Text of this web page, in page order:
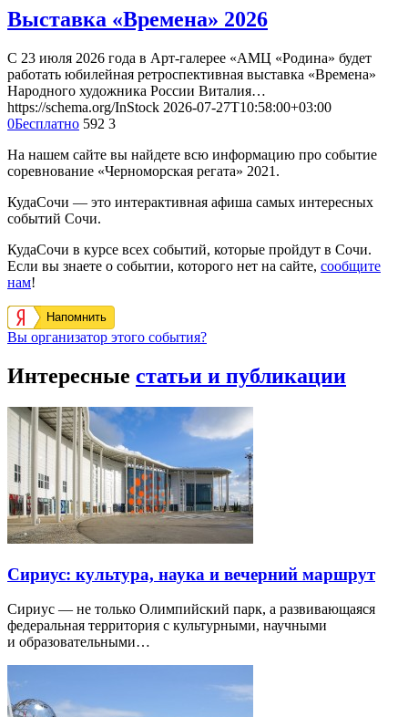
Выставка «Времена» 2026
С 23 июля 2026 года в Арт-галерее «АМЦ «Родина» будет
работать юбилейная ретроспективная выставка «Времена»
Народного художника России Виталия…
https://schema.org/InStock 2026-07-27T10:58:00+03:00
0Бесплатно 592 3
На нашем сайте вы найдете всю информацию про событие
соревнование «Черноморская регата» 2021.
КудаСочи — это интерактивная афиша самых интересных
событий Сочи.
КудаСочи в курсе всех событий, которые пройдут в Сочи.
Если вы знаете о событии, которого нет на сайте, сообщите
нам!
Напомнить
Вы организатор этого события?
Интересные статьи и публикации
Сириус: культура, наука и вечерний маршрут
Сириус — не только Олимпийский парк, а развивающаяся
федеральная территория с культурными, научными
и образовательными…